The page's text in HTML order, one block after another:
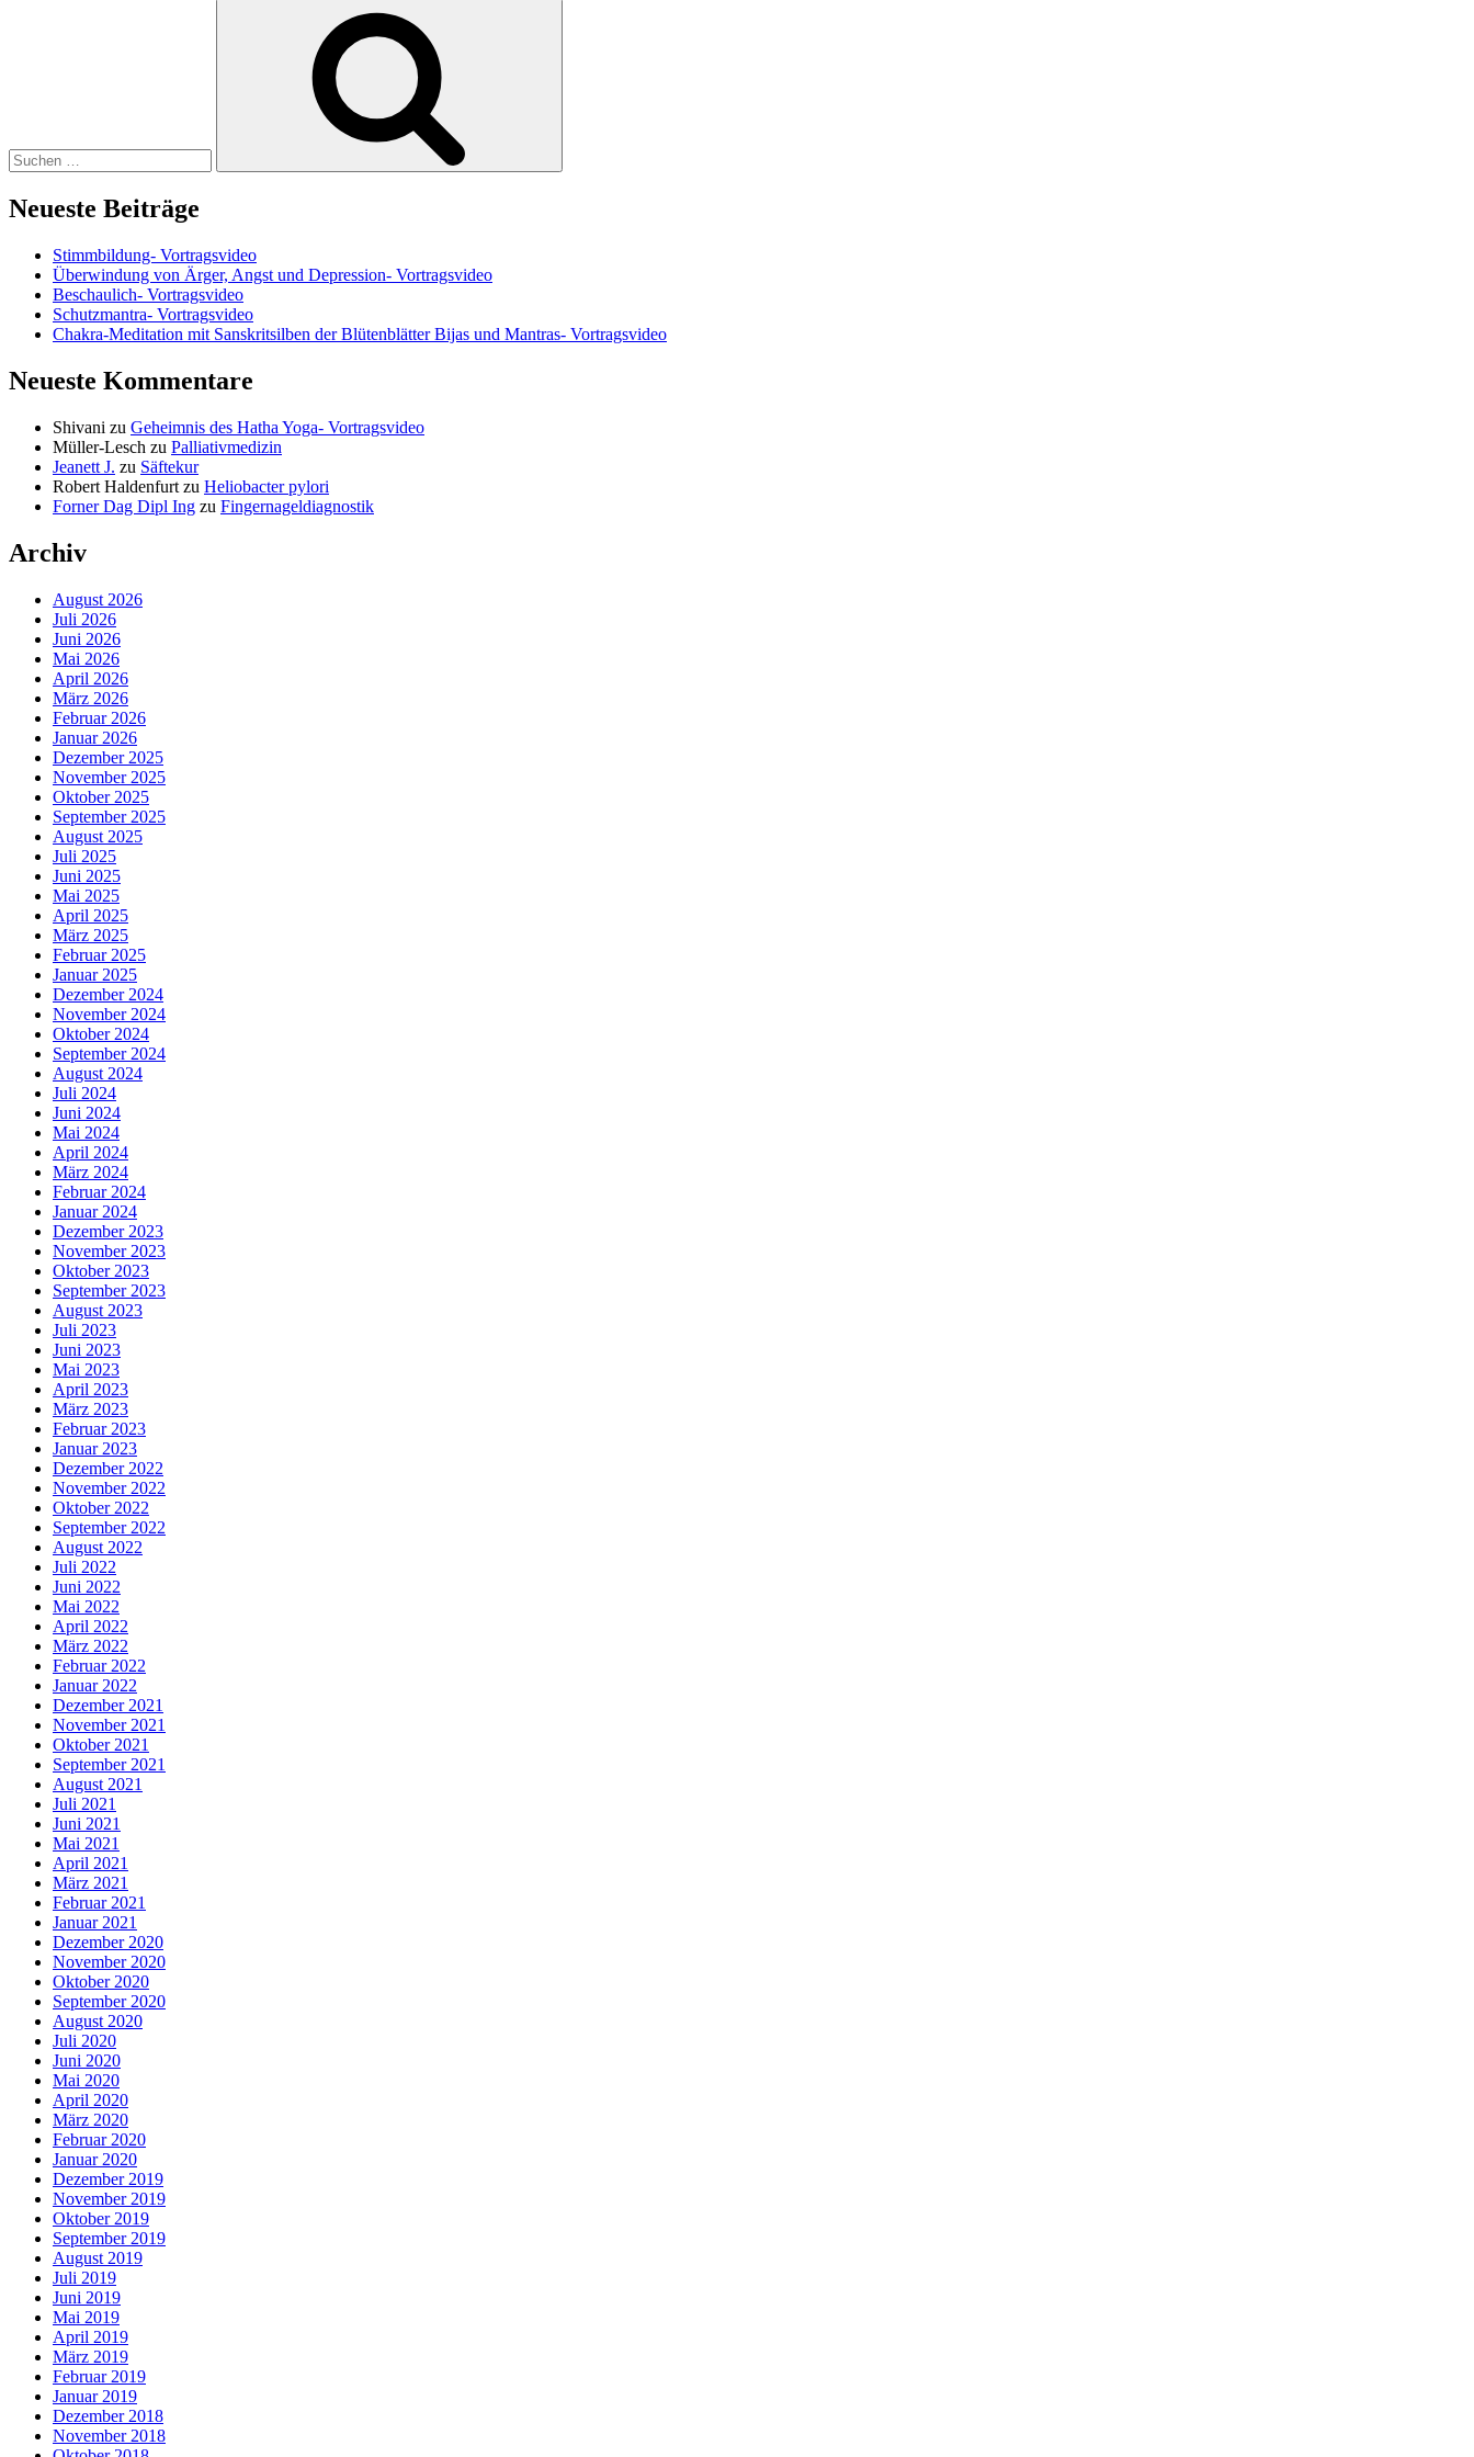
Neueste Beiträge
Stimmbildung- Vortragsvideo
Überwindung von Ärger, Angst und Depression- Vortragsvideo
Beschaulich- Vortragsvideo
Schutzmantra- Vortragsvideo
Chakra-Meditation mit Sanskritsilben der Blütenblätter Bijas und Mantras- Vortragsvideo
Neueste Kommentare
Shivani zu Geheimnis des Hatha Yoga- Vortragsvideo
Müller-Lesch zu Palliativmedizin
Jeanett J. zu Säftekur
Robert Haldenfurt zu Heliobacter pylori
Forner Dag Dipl Ing zu Fingernageldiagnostik
Archiv
August 2026
Juli 2026
Juni 2026
Mai 2026
April 2026
März 2026
Februar 2026
Januar 2026
Dezember 2025
November 2025
Oktober 2025
September 2025
August 2025
Juli 2025
Juni 2025
Mai 2025
April 2025
März 2025
Februar 2025
Januar 2025
Dezember 2024
November 2024
Oktober 2024
September 2024
August 2024
Juli 2024
Juni 2024
Mai 2024
April 2024
März 2024
Februar 2024
Januar 2024
Dezember 2023
November 2023
Oktober 2023
September 2023
August 2023
Juli 2023
Juni 2023
Mai 2023
April 2023
März 2023
Februar 2023
Januar 2023
Dezember 2022
November 2022
Oktober 2022
September 2022
August 2022
Juli 2022
Juni 2022
Mai 2022
April 2022
März 2022
Februar 2022
Januar 2022
Dezember 2021
November 2021
Oktober 2021
September 2021
August 2021
Juli 2021
Juni 2021
Mai 2021
April 2021
März 2021
Februar 2021
Januar 2021
Dezember 2020
November 2020
Oktober 2020
September 2020
August 2020
Juli 2020
Juni 2020
Mai 2020
April 2020
März 2020
Februar 2020
Januar 2020
Dezember 2019
November 2019
Oktober 2019
September 2019
August 2019
Juli 2019
Juni 2019
Mai 2019
April 2019
März 2019
Februar 2019
Januar 2019
Dezember 2018
November 2018